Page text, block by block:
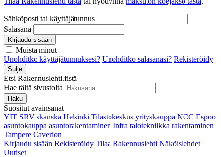
Sähköposti tai käyttäjätunnus
Salasana
Kirjaudu sisään
Muista minut
Unohditko käyttäjätunnuksesi? Unohditko salasanasi? Rekisteröidy
Sulje
Etsi Rakennuslehti.fistä
Hae tältä sivustolta
Haku
Suositut avainsanat
YIT SRV skanska Helsinki Tilastokeskus yrityskauppa NCC Espoo
asuntokauppa asuntorakentaminen Infra talotekniikka rakentaminen
Tampere Caverion
Kirjaudu sisään Rekisteröidy Tilaa Rakennuslehti Näköislehdet
Uutiset